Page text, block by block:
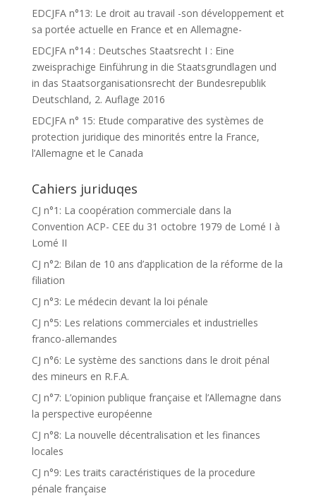
EDCJFA n°13: Le droit au travail -son développement et
sa portée actuelle en France et en Allemagne-
EDCJFA n°14 : Deutsches Staatsrecht I : Eine
zweisprachige Einführung in die Staatsgrundlagen und
in das Staatsorganisationsrecht der Bundesrepublik
Deutschland, 2. Auflage 2016
EDCJFA n° 15: Etude comparative des systèmes de
protection juridique des minorités entre la France,
l’Allemagne et le Canada
Cahiers juriduqes
CJ n°1: La coopération commerciale dans la
Convention ACP- CEE du 31 octobre 1979 de Lomé I à
Lomé II
CJ n°2: Bilan de 10 ans d’application de la réforme de la
filiation
CJ n°3: Le médecin devant la loi pénale
CJ n°5: Les relations commerciales et industrielles
franco-allemandes
CJ n°6: Le système des sanctions dans le droit pénal
des mineurs en R.F.A.
CJ n°7: L’opinion publique française et l’Allemagne dans
la perspective européenne
CJ n°8: La nouvelle décentralisation et les finances
locales
CJ n°9: Les traits caractéristiques de la procedure
pénale française